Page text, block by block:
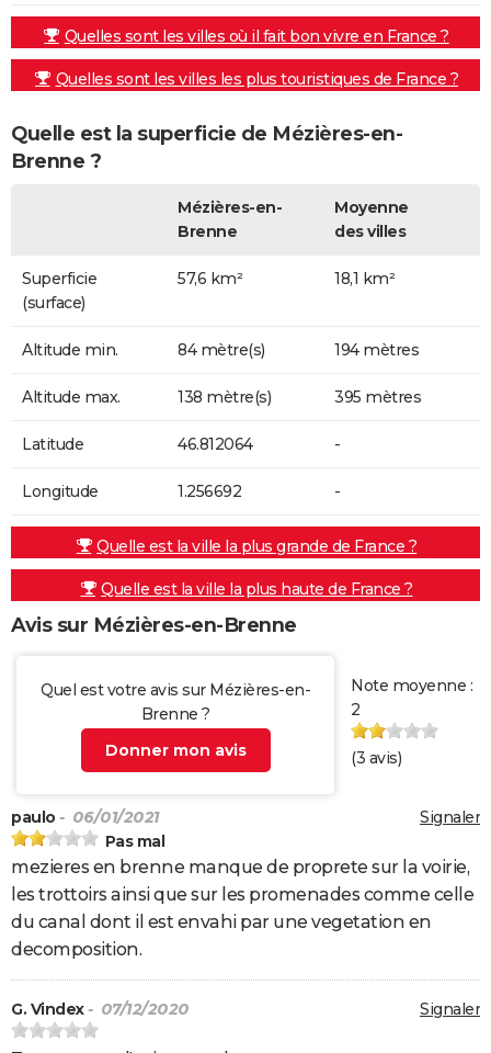
Quelles sont les villes où il fait bon vivre en France ?
Quelles sont les villes les plus touristiques de France ?
Quelle est la superficie de Mézières-en-
Brenne ?
Mézières-en-
Brenne
Moyenne
des villes
Superficie
(surface)
57,6 km² 18,1 km²
Altitude min. 84 mètre(s) 194 mètres
Altitude max. 138 mètre(s) 395 mètres
Latitude 46.812064 -
Longitude 1.256692 -
Quelle est la ville la plus grande de France ?
Quelle est la ville la plus haute de France ?
Avis sur Mézières-en-Brenne
Quel est votre avis sur Mézières-en-
Brenne ?
Donner mon avis
Note moyenne :
2
(3 avis)
Signaler
paulo - 06/01/2021
Pas mal
mezieres en brenne manque de proprete sur la voirie,
les trottoirs ainsi que sur les promenades comme celle
du canal dont il est envahi par une vegetation en
decomposition.
Signaler
G. Vindex- 07/12/2020